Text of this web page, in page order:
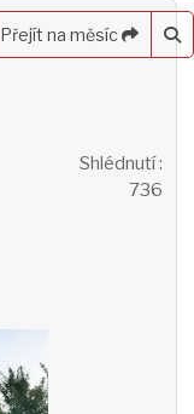
Přejít na měsíc
Shlédnutí:
736